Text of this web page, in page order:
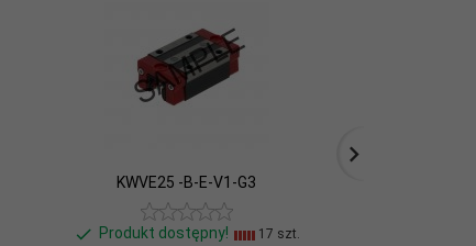
KWVE25 -B-E-V1-G3
Produkt dostępny! 17 szt.